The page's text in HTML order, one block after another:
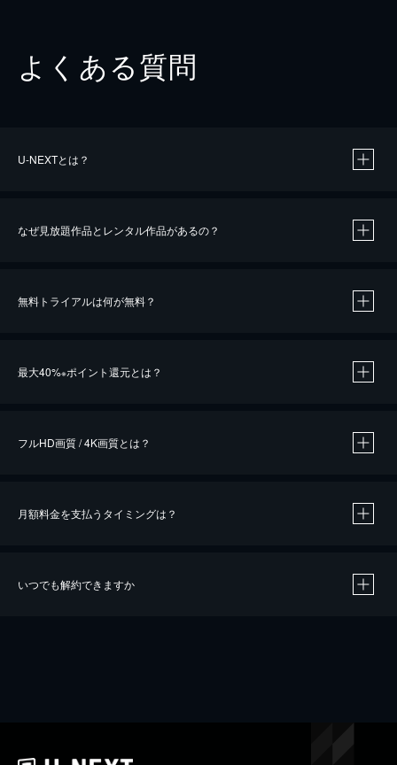
よくある質問
U-NEXTとは？
なぜ見放題作品とレンタル作品があるの？
無料トライアルは何が無料？
最大40%※ポイント還元とは？
※40％ポイント還元の対象は、クレジットカード決済による作品の購入 / レンタルです。
iOSアプリのUコイン決済による作品の購入 / レンタルは、20％のポイント還元です。
フルHD画質 / 4K画質とは？
月額料金を支払うタイミングは？
いつでも解約できますか